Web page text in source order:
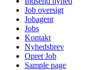
Job oversigt
Jobagent
Jobs
Kontakt
Nyhedsbrev
Opret Job
Sample page